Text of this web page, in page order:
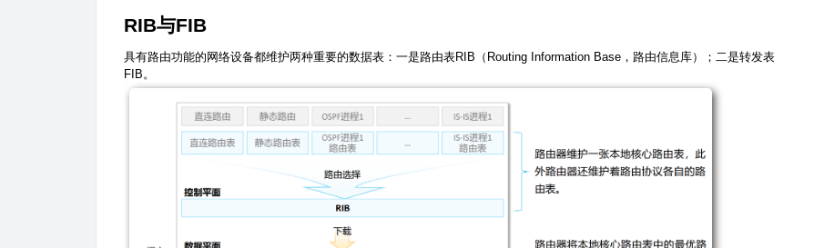
RIB与FIB
具有路由功能的网络设备都维护两种重要的数据表：一是路由表RIB（Routing Information Base，路由信息库）；二是转发表
FIB。